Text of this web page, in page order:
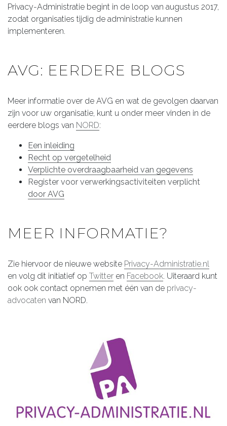
Privacy-Administratie begint in de loop van augustus 2017,
zodat organisaties tijdig de administratie kunnen
implementeren.
AVG: EERDERE BLOGS
Meer informatie over de AVG en wat de gevolgen daarvan
zijn voor uw organisatie, kunt u onder meer vinden in de
eerdere blogs van NORD:
Een inleiding
Recht op vergetelheid
Verplichte overdraagbaarheid van gegevens
Register voor verwerkingsactiviteiten verplicht
door AVG
MEER INFORMATIE?
Zie hiervoor de nieuwe website Privacy-Administratie.nl
en volg dit initiatief op Twitter en Facebook. Uiteraard kunt
ook ook contact opnemen met één van de privacy-
advocaten van NORD.